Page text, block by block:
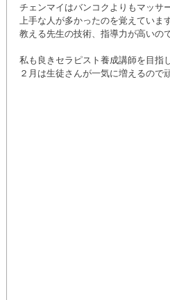
チェンマイはバンコクよりもマッサ
上手な人が多かったのを覚えていま
教える先生の技術、指導力が高いの
私も良きセラピスト養成講師を目指
２月は生徒さんが一気に増えるので